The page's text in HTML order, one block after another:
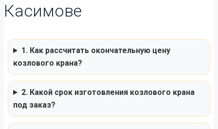
Касимове
1. Как рассчитать окончательную цену
козлового крана?
2. Какой срок изготовления козлового крана
под заказ?